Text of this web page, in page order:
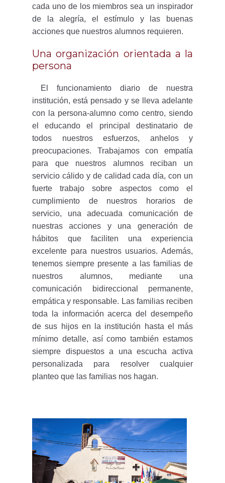
cada uno de los miembros sea un inspirador
de la alegría, el estímulo y las buenas
acciones que nuestros alumnos requieren.
Una organización orientada a la
persona
El funcionamiento diario de nuestra
institución, está pensado y se lleva adelante
con la persona-alumno como centro, siendo
el educando el principal destinatario de
todos nuestros esfuerzos, anhelos y
preocupaciones. Trabajamos con empatía
para que nuestros alumnos reciban un
servicio cálido y de calidad cada día, con un
fuerte trabajo sobre aspectos como el
cumplimiento de nuestros horarios de
servicio, una adecuada comunicación de
nuestras acciones y una generación de
hábitos que faciliten una experiencia
excelente para nuestros usuarios. Además,
tenemos siempre presente a las familias de
nuestros alumnos, mediante una
comunicación bidireccional permanente,
empática y responsable. Las familias reciben
toda la información acerca del desempeño
de sus hijos en la institución hasta el más
mínimo detalle, así como también estamos
siempre dispuestos a una escucha activa
personalizada para resolver cualquier
planteo que las familias nos hagan.